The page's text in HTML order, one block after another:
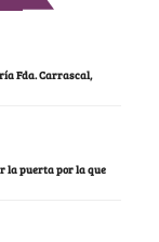
Fda. Carrascal,
la puerta por la que